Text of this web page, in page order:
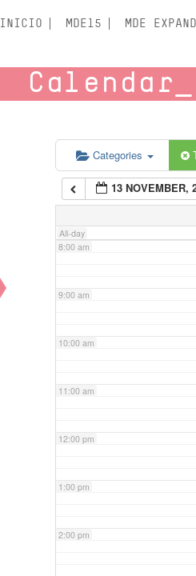
INICIO MDE15 MDE
Calendar
Categories
13 NOVEMBER,
All-day
5:00 am
6:00 am
7:00 am
8:00 am
9:00 am
10:00 am
11:00 am
12:00 pm
1:00 pm
2:00 pm